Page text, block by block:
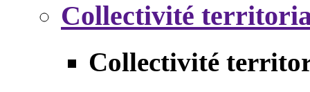
Collectivité
Collectivité